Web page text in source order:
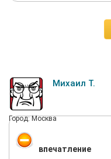
Михаил Т.
Город: Москва
впечатление